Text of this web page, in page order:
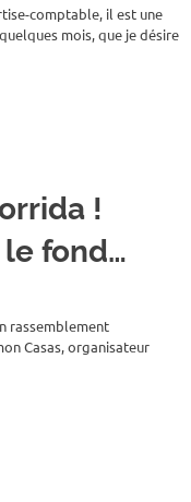
comptable, il est une
mois, que je désire
!
le fond…
rassemblement
Casas, organisateur